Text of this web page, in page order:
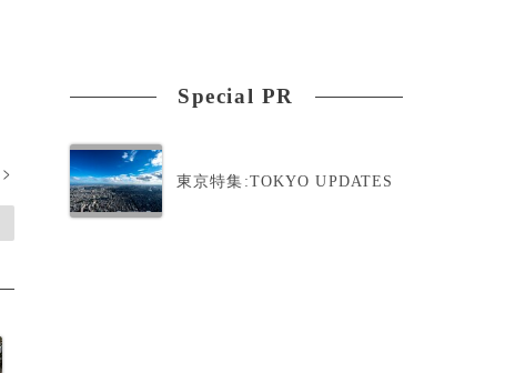
>
Special PR
東京特集:TOKYO UPDATES